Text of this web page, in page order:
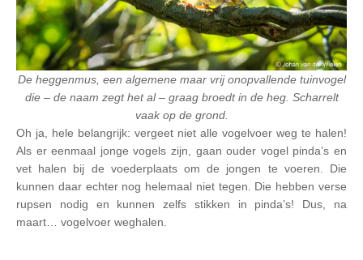
De heggenmus, een algemene maar vrij onopvallende tuinvogel
die – de naam zegt het al – graag broedt in de heg. Scharrelt
vaak op de grond.
Oh ja, hele belangrijk: vergeet niet alle vogelvoer weg te halen!
Als er eenmaal jonge vogels zijn, gaan ouder vogel pinda’s en
vet halen bij de voederplaats om de jongen te voeren. Die
kunnen daar echter nog helemaal niet tegen. Die hebben verse
rupsen nodig en kunnen zelfs stikken in pinda’s! Dus, na
maart… vogelvoer weghalen.